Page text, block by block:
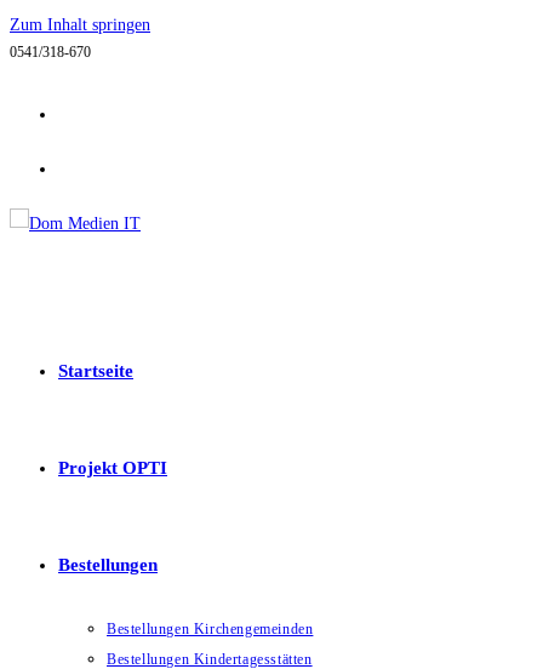
Zum Inhalt springen
0541/318-670
Startseite
Projekt OPTI
Bestellungen
Bestellungen Kirchengemeinden
Bestellungen Kindertagesstätten